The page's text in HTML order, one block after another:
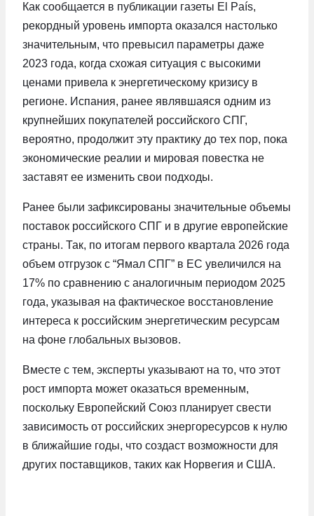
Как сообщается в публикации газеты El País,
рекордный уровень импорта оказался настолько
значительным, что превысил параметры даже
2023 года, когда схожая ситуация с высокими
ценами привела к энергетическому кризису в
регионе. Испания, ранее являвшаяся одним из
крупнейших покупателей российского СПГ,
вероятно, продолжит эту практику до тех пор, пока
экономические реалии и мировая повестка не
заставят ее изменить свои подходы.
Ранее были зафиксированы значительные объемы
поставок российского СПГ и в другие европейские
страны. Так, по итогам первого квартала 2026 года
объем отгрузок с “Ямал СПГ” в ЕС увеличился на
17% по сравнению с аналогичным периодом 2025
года, указывая на фактическое восстановление
интереса к российским энергетическим ресурсам
на фоне глобальных вызовов.
Вместе с тем, эксперты указывают на то, что этот
рост импорта может оказаться временным,
поскольку Европейский Союз планирует свести
зависимость от российских энергоресурсов к нулю
в ближайшие годы, что создаст возможности для
других поставщиков, таких как Норвегия и США.